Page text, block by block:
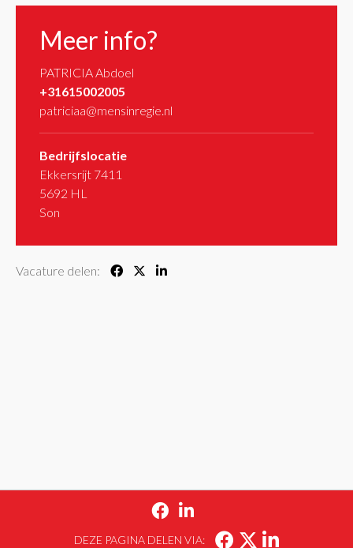
Meer info?
PATRICIA Abdoel
+31615002005
patriciaa@mensinregie.nl
Bedrijfslocatie
Ekkersrijt 7411
5692 HL
Son
Vacature delen:
 
DEZE PAGINA DELEN VIA: